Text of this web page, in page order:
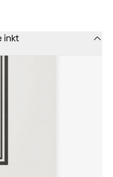
inkt